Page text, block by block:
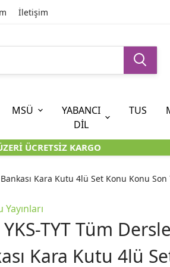
İletişim
TYT
KARA KUTU KİTAPLARI
LİSANS
KARA KUTU KİTAPLARI
5.
KARA
MSÜ
YABANCI
DİL
TUS
ÜCRETSİZ KARGO
Kara Kutu 4lü Set Konu Konu
TYT Tüm
Kara Kutu 4lü